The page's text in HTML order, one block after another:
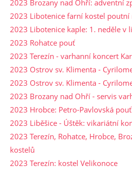
2023 Brozany nad Ohří: adventní
2023 Libotenice farní kostel poutní
2023 Libotenice kaple: 1. neděle v
2023 Rohatce pouť
2023 Terezín - varhanní koncert
2023 Ostrov sv. Klimenta -
2023 Ostrov sv. Klimenta -
2023 Brozany nad Ohří - servis
2023 Hrobce: Petro-Pavlovská pouť
2023 Liběšice - Úštěk: vikariátní
2023 Terezín, Rohatce, Hrobce,
kostelů
2023 Terezín: kostel Velikonoce